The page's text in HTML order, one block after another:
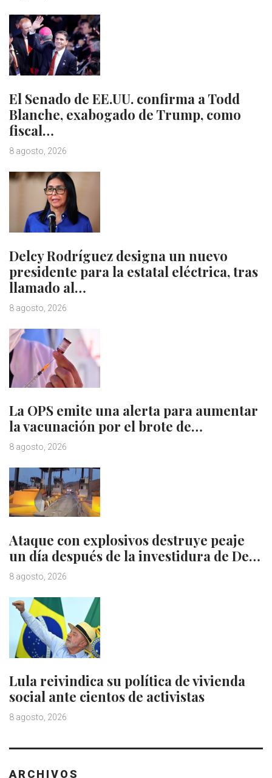
El Senado de EE.UU. confirma a Todd
Blanche, exabogado de Trump, como
fiscal…
8 agosto, 2026
Delcy Rodríguez designa un nuevo
presidente para la estatal eléctrica, tras
llamado al…
8 agosto, 2026
La OPS emite una alerta para aumentar
la vacunación por el brote de…
8 agosto, 2026
Ataque con explosivos destruye peaje
un día después de la investidura de De…
8 agosto, 2026
Lula reivindica su política de vivienda
social ante cientos de activistas
8 agosto, 2026
ARCHIVOS